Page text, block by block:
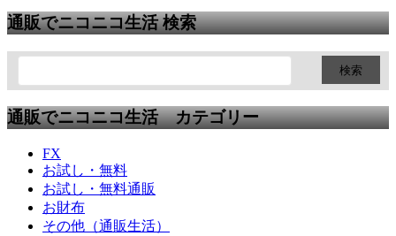
通販でニコニコ生活 検索
通販でニコニコ生活 カテゴリー
FX
お試し・無料
お試し・無料通販
お財布
その他（通販生活）